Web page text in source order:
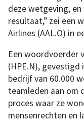
deze wetgeving,
resultaat,” zei een
Airlines (AAL.O) in
Een woordvoerder
(HPE.N), gevestigd
bedrijf van 60.000
teamleden aan om
proces waar ze
mensenrechten en